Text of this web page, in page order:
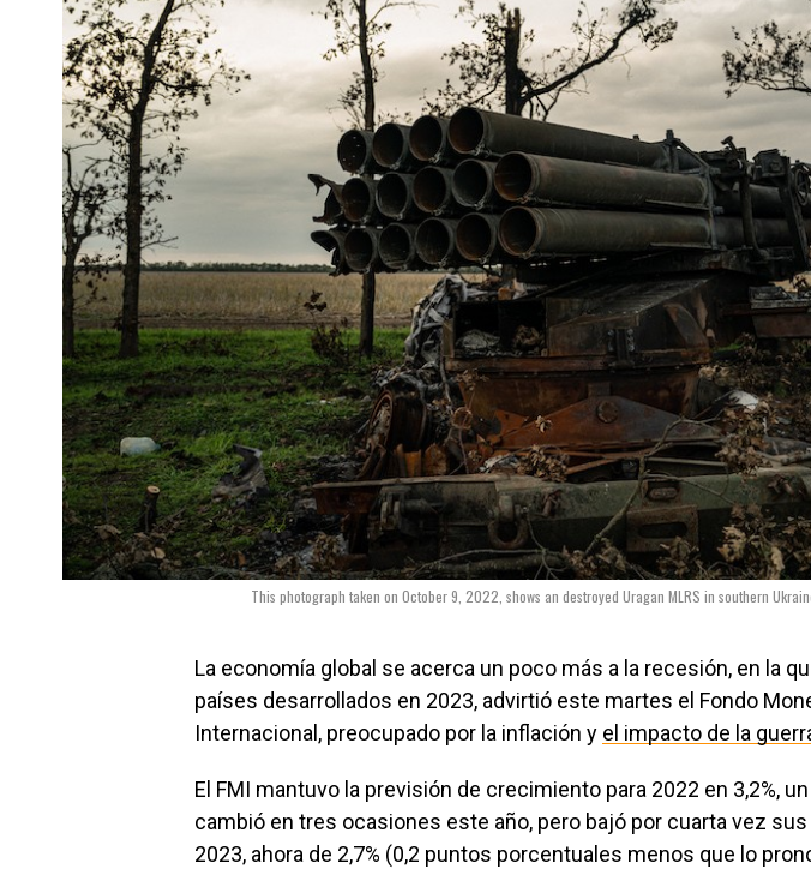
This photograph taken on October 9, 2022, shows an destroyed Uragan MLRS in southern
La economía global se acerca un poco más a la recesión, en la
países desarrollados en 2023, advirtió este martes el Fondo
Internacional, preocupado por la inflación y el impacto de la
El FMI mantuvo la previsión de crecimiento para 2022 en 3,2%,
cambió en tres ocasiones este año, pero bajó por cuarta vez
2023, ahora de 2,7% (0,2 puntos porcentuales menos que lo